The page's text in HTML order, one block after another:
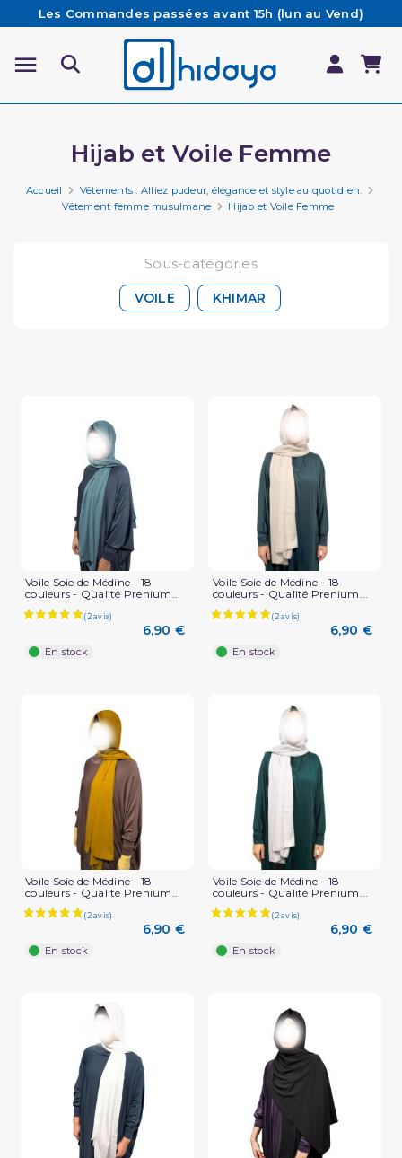
Les Commandes passées avant 15h (lun au Vend)
sont préparées et expédiées le jour même
Besoin d'aide ? Retrouvez notre FAQ
Livraison offerte à partir de 65€ d'achat*
Hijab et Voile Femme
Accueil
Vêtements : Alliez pudeur, élégance et style au quotidien.
Vêtement femme musulmane
Hijab et Voile Femme
Sous-catégories
VOILE KHIMAR
Voile Soie de Médine - 18
couleurs - Qualité Prenium...
6,90 €
En stock
Voile Soie de Médine - 18
couleurs - Qualité Prenium...
6,90 €
En stock
Voile Soie de Médine - 18
couleurs - Qualité Prenium...
6,90 €
En stock
Voile Soie de Médine - 18
couleurs - Qualité Prenium...
6,90 €
En stock